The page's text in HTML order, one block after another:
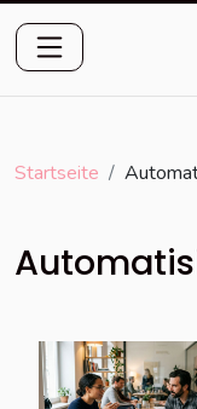
Startseite